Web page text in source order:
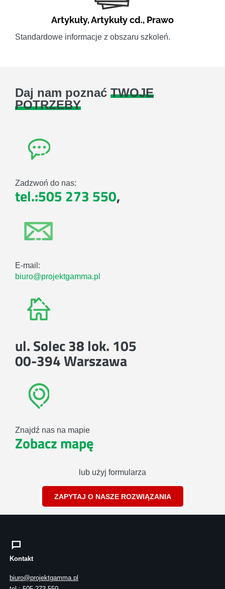
Artykuły,Artykuły cd., Prawo
Standardowe informacje z obszaru szkoleń.
Daj nam poznać TWOJE
POTRZEBY
Zadzwoń do nas:
tel.:505 273 550,
E-mail:
biuro@projektgamma.pl
ul. Solec 38 lok. 105
00-394 Warszawa
Znajdź nas na mapie
Zobacz mapę
lub użyj formularza
ZAPYTAJ O NASZE ROZWIĄZANIA
Kontakt
biuro@projektgamma.pl